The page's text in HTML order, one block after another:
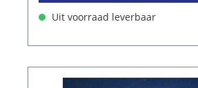
Uit voorraad leverbaar